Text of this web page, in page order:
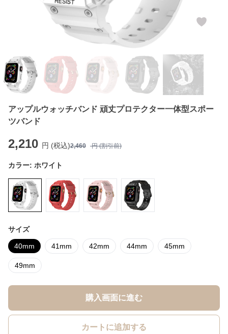
アップルウォッチバンド 頑丈プロテクター一体型スポー
ツバンド
2,210 円 (税込)2,460 円 (割引前)
カラー: ホワイト
サイズ
40mm 41mm 42mm 44mm 45mm
49mm
購入画面に進む
カートに追加する